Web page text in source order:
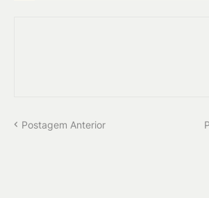
Postagem Anterior